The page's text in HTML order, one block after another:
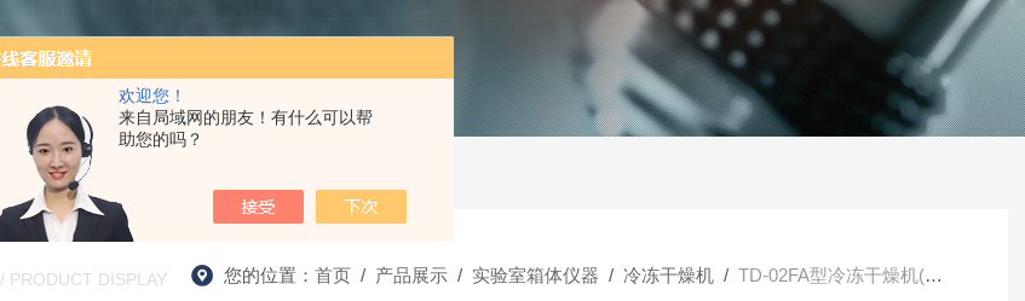
欢迎您！
来自局域网的朋友！有什么可以帮
助您的吗？
/ PRODUCT DISPLAY 您的位置： 首页/ 产品展示/ 实验室箱体仪器 / 冷冻干燥机/ TD-02FA型冷冻干燥机(标准型）